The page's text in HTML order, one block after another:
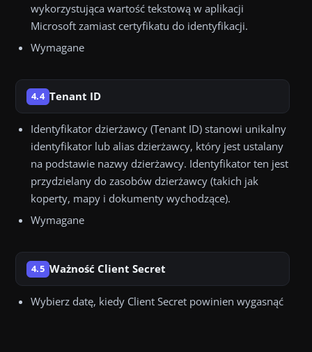
wykorzystująca wartość tekstową w aplikacji
Microsoft zamiast certyfikatu do identyfikacji.
Wymagane
4.4 Tenant ID
Identyfikator dzierżawcy (Tenant ID) stanowi unikalny
identyfikator lub alias dzierżawcy, który jest ustalany
na podstawie nazwy dzierżawcy. Identyfikator ten jest
przydzielany do zasobów dzierżawcy (takich jak
koperty, mapy i dokumenty wychodzące).
Wymagane
4.5 Ważność Client Secret
Wybierz datę, kiedy Client Secret powinien wygasnąć